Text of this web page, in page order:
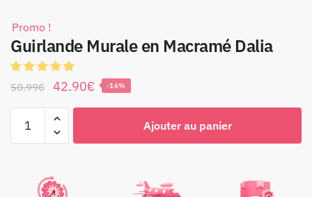
Promo !
Guirlande Murale en Macramé Dalia
50.99€ 42.90€ -16%
Ajouter au panier